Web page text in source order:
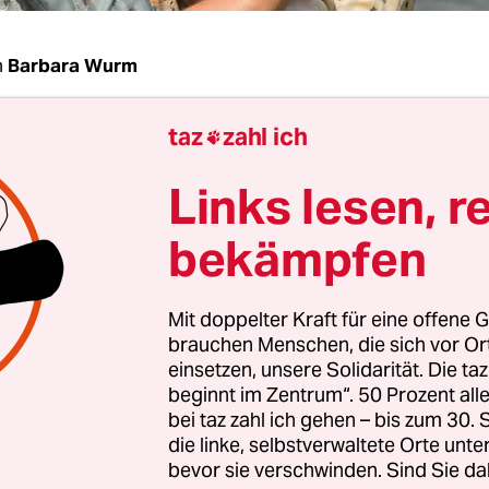
Barbara Wurm
Thüringen. Friedrich Schiller (Florian Stetter)
Caroline von Beulwitz (Hannah
von Lengefeld (Henriette Confurius). Für Glut
die andere. Die Umstände sind widrig, die
ist bereits (unglücklich) verheiratet,
mit Frau von Kalb, der verwitweten Mutter
Geld, das Schiller nicht hat. Dennoch schwören
zu dritt. Eine Utopie von Freiheit und
Kostüm, modern, uns nah.
um die Worte des Professors aufzugreifen,
taz zahl ich
Links lesen,
bekämpfen
Mit doppelter Kraft für eine offene
brauchen Menschen, die sich vor
einsetzen, unsere Solidarität. Die
beginnt im Zentrum“. 50 Prozent
bei taz zahl ich gehen – bis zum
die linke, selbstverwaltete Orte
bevor sie verschwinden. Sind Sie